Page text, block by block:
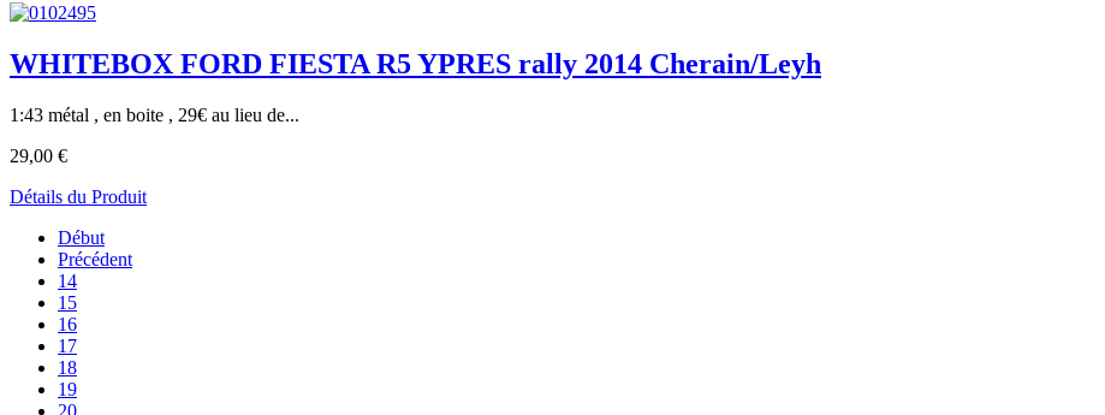
WHITEBOX FORD FIESTA R5 YPRES rally 2014 Cherain/Leyh
1:43 métal , en boite , 29€ au lieu de...
29,00 €
Détails du Produit
Début
Précédent
14
15
16
17
18
19
20